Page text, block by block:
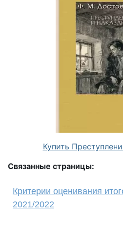
Купить
Связанные страницы:
Критерии оценивания
2021/2022